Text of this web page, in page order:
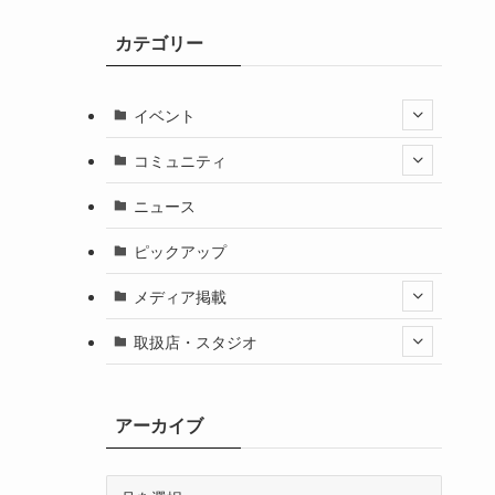
カテゴリー
イベント
コミュニティ
ニュース
ピックアップ
メディア掲載
取扱店・スタジオ
アーカイブ